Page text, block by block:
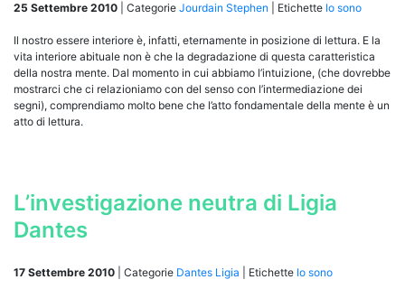
25 Settembre 2010 Categorie Jourdain Stephen Etichette Io sono
Il nostro essere interiore è, infatti, eternamente in posizione di lettura. E la
vita interiore abituale non è che la degradazione di questa caratteristica
della nostra mente. Dal momento in cui abbiamo l’intuizione, (che dovrebbe
mostrarci che ci relazioniamo con del senso con l’intermediazione dei
segni), comprendiamo molto bene che l’atto fondamentale della mente è un
atto di lettura.
L’investigazione neutra di Ligia
Dantes
17 Settembre 2010 Categorie Dantes Ligia Etichette Io sono